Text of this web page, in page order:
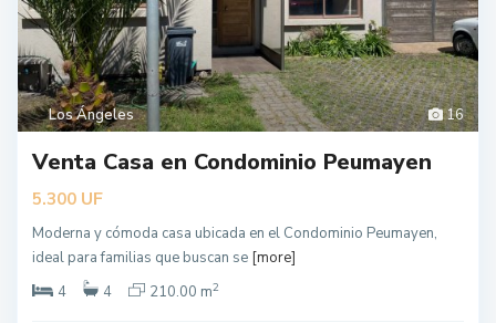
16
Los Ángeles
Venta Casa en Condominio Peumayen
5.300 UF
Moderna y cómoda casa ubicada en el Condominio Peumayen,
ideal para familias que buscan se [more]
4
4 210.00 m2